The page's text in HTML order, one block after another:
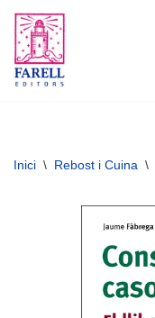
Vés
al
contingut
Inici \ Rebost i Cuina \